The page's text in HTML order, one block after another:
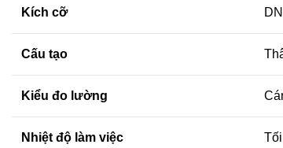
Kích cỡ
Cấu tạo
Kiểu đo lường
Nhiệt độ làm việc